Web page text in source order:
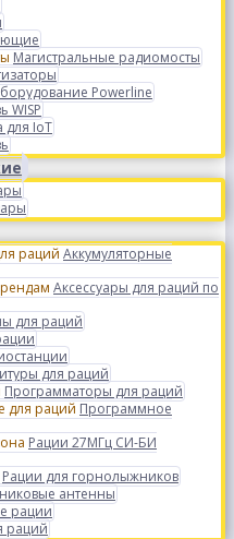
Магистральные радиомосты
Powerline
WISP
для IoT
Аккумуляторные
Аксессуары для раций по
для раций
для раций
Программаторы для раций
Программное
Рации 27МГц СИ-БИ
Рации для горнолыжников
антенны
рации
раций